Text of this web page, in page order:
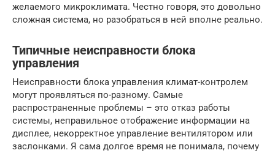
желаемого микроклимата. Честно говоря, это довольно
сложная система, но разобраться в ней вполне реально.
Типичные неисправности блока
управления
Неисправности блока управления климат-контролем
могут проявляться по-разному. Самые
распространенные проблемы – это отказ работы
системы, неправильное отображение информации на
дисплее, некорректное управление вентилятором или
заслонками. Я сама долгое время не понимала, почему